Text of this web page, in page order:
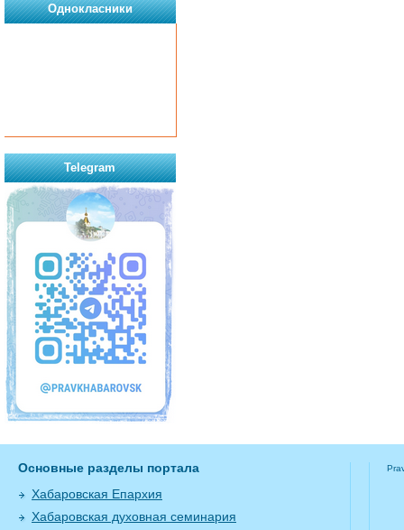
Однокласники
Telegram
Основные разделы портала
Хабаровская Епархия
Хабаровская духовная семинария